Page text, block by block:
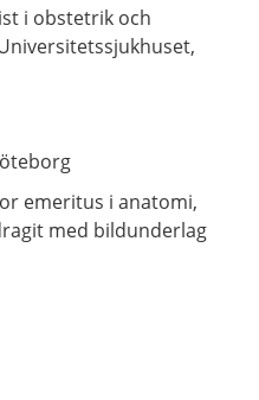
i obstetrik och
emeritus i anatomi,
med bildunderlag